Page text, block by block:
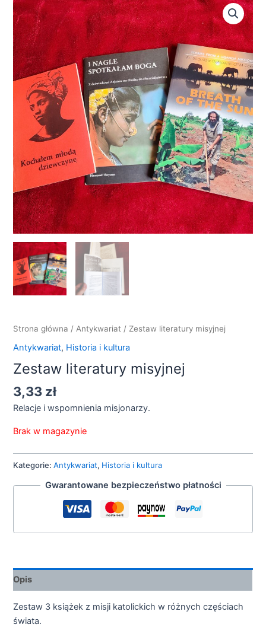
Strona główna / Antykwariat / Zestaw literatury misyjnej
Antykwariat, Historia i kultura
Zestaw literatury misyjnej
3,33 zł
Relacje i wspomnienia misjonarzy.
Brak w magazynie
Kategorie:Antykwariat, Historia i kultura
Gwarantowane bezpieczeństwo płatności
Opis
Zestaw 3 książek z misji katolickich w różnych częściach
świata.